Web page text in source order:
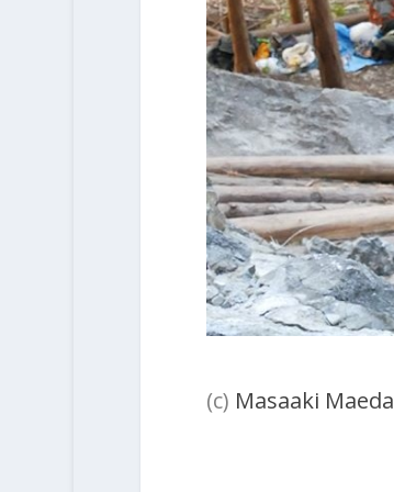
(c) Masaaki Maeda